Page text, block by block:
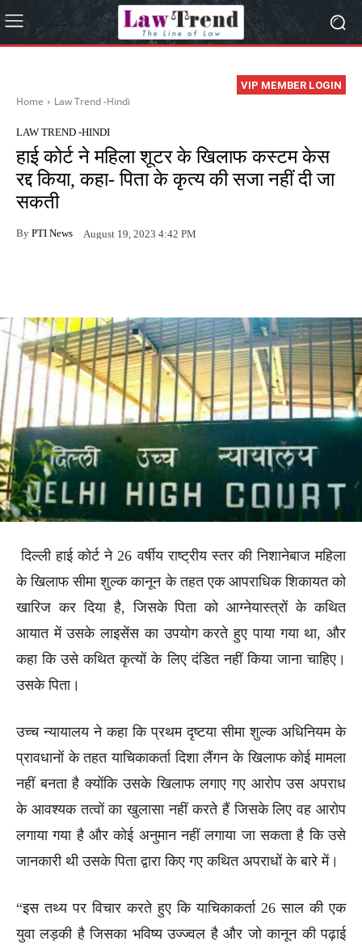
VIP MEMBER LOGIN
Home Law Trend -Hindi
LAW TREND -HINDI
हाई कोर्ट ने महिला शूटर के खिलाफ कस्टम केस
रद्द किया, कहा- पिता के कृत्य की सजा नहीं दी जा
सकती
By PTI News August 19, 2023 4:42 PM
दिल्ली हाई कोर्ट ने 26 वर्षीय राष्ट्रीय स्तर की निशानेबाज महिला
के खिलाफ सीमा शुल्क कानून के तहत एक आपराधिक शिकायत को
खारिज कर दिया है, जिसके पिता को आग्नेयास्त्रों के कथित
आयात में उसके लाइसेंस का उपयोग करते हुए पाया गया था, और
कहा कि उसे कथित कृत्यों के लिए दंडित नहीं किया जाना चाहिए।
उसके पिता।
उच्च न्यायालय ने कहा कि प्रथम दृष्टया सीमा शुल्क अधिनियम के
प्रावधानों के तहत याचिकाकर्ता दिशा लैंगन के खिलाफ कोई मामला
नहीं बनता है क्योंकि उसके खिलाफ लगाए गए आरोप उस अपराध
के आवश्यक तत्वों का खुलासा नहीं करते हैं जिसके लिए वह आरोप
लगाया गया है और कोई अनुमान नहीं लगाया जा सकता है कि उसे
जानकारी थी उसके पिता द्वारा किए गए कथित अपराधों के बारे में।
“इस तथ्य पर विचार करते हुए कि याचिकाकर्ता 26 साल की एक
युवा लड़की है जिसका भविष्य उज्ज्वल है और जो कानून की पढ़ाई